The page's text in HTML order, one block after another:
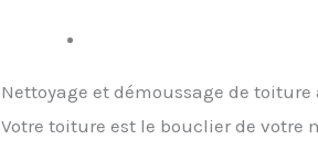
Nettoyage et démoussage de toiture
Votre toiture est le bouclier de votre